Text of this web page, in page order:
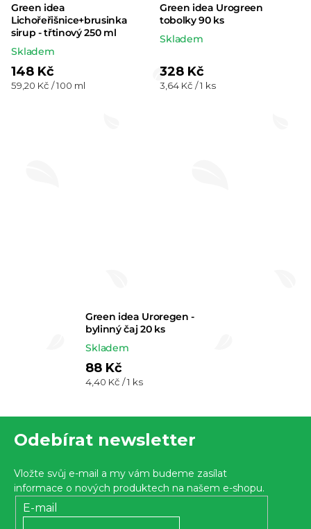
Green idea
Lichořeřišnice+brusinka
sirup - třtinový 250 ml
Skladem
148 Kč
Měrná
59,20 Kč / 100 ml
Green idea Urogreen
tobolky 90 ks
Skladem
328 Kč
Měrná
3,64 Kč / 1 ks
Green idea Uroregen -
bylinný čaj 20 ks
Skladem
88 Kč
Měrná
4,40 Kč / 1 ks
Odebírat newsletter
Vložte svůj e-mail a my vám budeme zasílat
informace o nových produktech na našem e-shopu.
E-mail